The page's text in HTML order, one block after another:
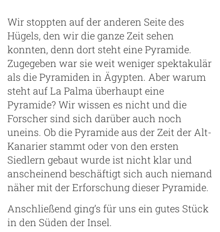
Wir stoppten auf der anderen Seite des
Hügels, den wir die ganze Zeit sehen
konnten, denn dort steht eine Pyramide.
Zugegeben war sie weit weniger spektakulär
als die Pyramiden in Ägypten. Aber warum
steht auf La Palma überhaupt eine
Pyramide? Wir wissen es nicht und die
Forscher sind sich darüber auch noch
uneins. Ob die Pyramide aus der Zeit der Alt-
Kanarier stammt oder von den ersten
Siedlern gebaut wurde ist nicht klar und
anscheinend beschäftigt sich auch niemand
näher mit der Erforschung dieser Pyramide.
Anschließend ging’s für uns ein gutes Stück
in den Süden der Insel.